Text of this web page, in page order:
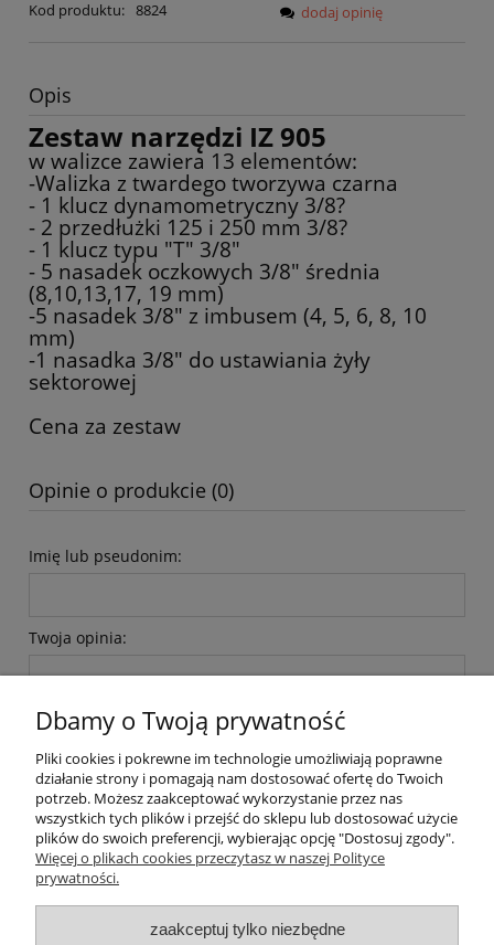
Kod produktu: 8824
dodaj opinię
Opis
Zestaw narzędzi IZ 905
w walizce zawiera 13 elementów:
-Walizka z twardego tworzywa czarna
- 1 klucz dynamometryczny 3/8?
- 2 przedłużki 125 i 250 mm 3/8?
- 1 klucz typu "T" 3/8"
- 5 nasadek oczkowych 3/8" średnia
(8,10,13,17, 19 mm)
-5 nasadek 3/8" z imbusem (4, 5, 6, 8, 10
mm)
-1 nasadka 3/8" do ustawiania żyły
sektorowej
Cena za zestaw
Opinie o produkcie (0)
Imię lub pseudonim:
Twoja opinia:
Inteligentny dom ( POCKET HOME )
Dbamy o Twoją prywatność
Pliki cookies i pokrewne im technologie umożliwiają poprawne
działanie strony i pomagają nam dostosować ofertę do Twoich
potrzeb. Możesz zaakceptować wykorzystanie przez nas
wszystkich tych plików i przejść do sklepu lub dostosować użycie
plików do swoich preferencji, wybierając opcję "Dostosuj zgody".
Więcej o plikach cookies przeczytasz w naszej Polityce
prywatności.
zaakceptuj tylko niezbędne